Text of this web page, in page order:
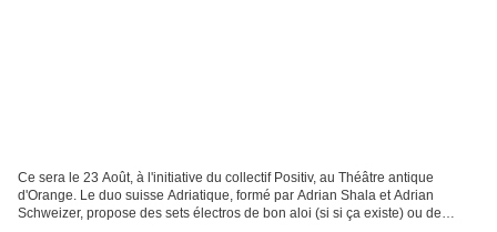
Ce sera le 23 Août, à l'initiative du collectif Positiv, au Théâtre antique
d'Orange. Le duo suisse Adriatique, formé par Adrian Shala et Adrian
Schweizer, propose des sets électros de bon aloi (si si ça existe) ou de